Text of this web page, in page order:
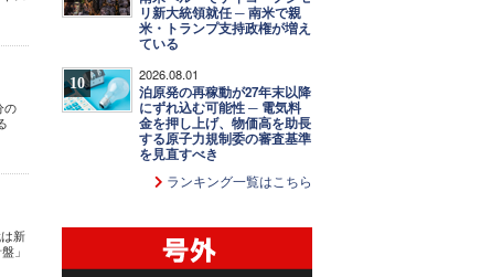
の
新
」
リ新大統領就任 ─ 南米で親
米・トランプ支持政権が増え
ている
10 2026.08.01
泊原発の再稼動が27年末以降
にずれ込む可能性 ─ 電気料
金を押し上げ、物価高を助長
する原子力規制委の審査基準
を見直すべき
ランキング一覧はこちら